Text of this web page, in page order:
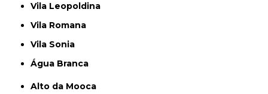
Vila Leopoldina
Vila Romana
Vila Sonia
Água Branca
Alto da Mooca